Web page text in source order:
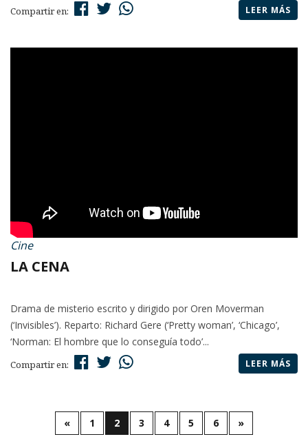
Compartir en: LEER MÁS
Cine
LA CENA
Drama de misterio escrito y dirigido por Oren Moverman
(‘Invisibles’). Reparto: Richard Gere (‘Pretty woman’, ‘Chicago’,
‘Norman: El hombre que lo conseguía todo’...
Compartir en: LEER MÁS
« 1 2 3 4 5 6 »